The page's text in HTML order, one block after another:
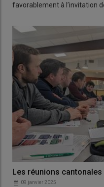
favorablement à l’invitation
Les réunions cantonales
09 janvier 2025